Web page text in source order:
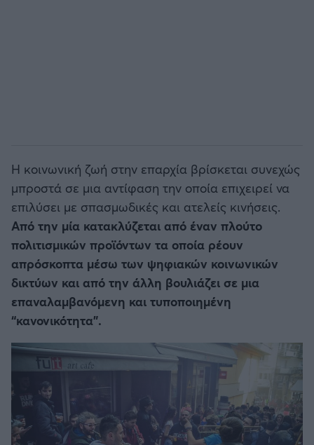
Η κοινωνική ζωή στην επαρχία βρίσκεται συνεχώς
μπροστά σε μια αντίφαση την οποία επιχειρεί να
επιλύσει με σπασμωδικές και ατελείς κινήσεις.
Από την μία κατακλύζεται από έναν πλούτο
πολιτισμικών προϊόντων τα οποία ρέουν
απρόσκοπτα μέσω των ψηφιακών κοινωνικών
δικτύων και από την άλλη βουλιάζει σε μια
επαναλαμβανόμενη και τυποποιημένη
“κανονικότητα”.